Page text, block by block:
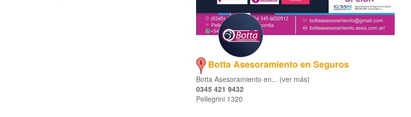
Botta Asesoramiento en Seguros
Botta Asesoramiento en... (ver más)
0345 421 9432
Pellegrini 1320